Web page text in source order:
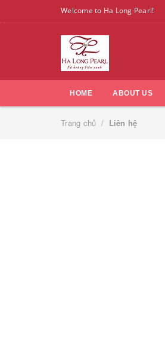
Welcome to Ha Long Pearl!
HOME ABOUT US
Trang chủ / Liên hệ